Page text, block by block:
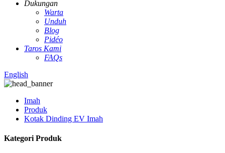
Dukungan
Warta
Unduh
Blog
Pidéo
Taros Kami
FAQs
English
Imah
Produk
Kotak Dinding EV Imah
Kategori Produk